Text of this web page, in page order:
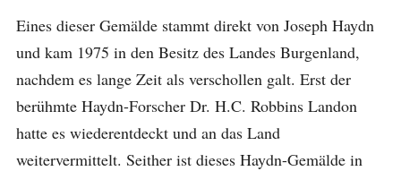
Eines dieser Gemälde stammt direkt von Joseph Haydn
und kam 1975 in den Besitz des Landes Burgenland,
nachdem es lange Zeit als verschollen galt. Erst der
berühmte Haydn-Forscher Dr. H.C. Robbins Landon
hatte es wiederentdeckt und an das Land
weitervermittelt. Seither ist dieses Haydn-Gemälde in